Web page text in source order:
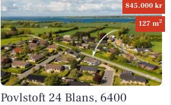
845.000 kr
127 m2
Povlstoft 24 Blans, 6400